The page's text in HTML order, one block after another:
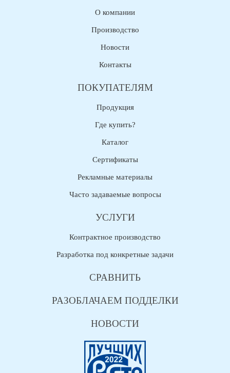
О компании
Производство
Новости
Контакты
ПОКУПАТЕЛЯМ
Продукция
Где купить?
Каталог
Сертификаты
Рекламные материалы
Часто задаваемые вопросы
УСЛУГИ
Контрактное производство
Разработка под конкретные задачи
СРАВНИТЬ
РАЗОБЛАЧАЕМ ПОДДЕЛКИ
НОВОСТИ